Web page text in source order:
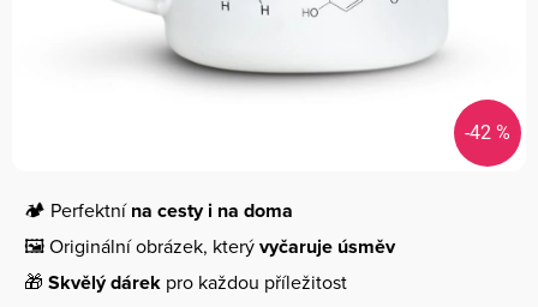
-42 %
🏕️ Perfektnína cesty i na doma
🖼️ Originální obrázek, kterývyčaruje úsměv
🎁 Skvělý dárek pro každou příležitost